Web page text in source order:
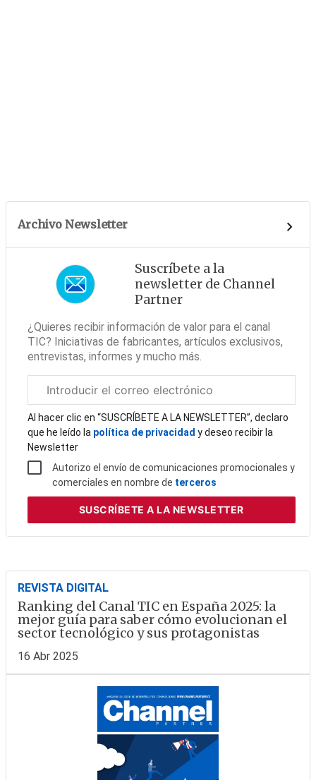
Archivo Newsletter
Suscríbete a la
newsletter de Channel
Partner
¿Quieres recibir información de valor para el canal
TIC? Iniciativas de fabricantes, artículos exclusivos,
entrevistas, informes y mucho más.
electrónico
corporativo
Al hacer clic en “SUSCRÍBETE A LA NEWSLETTER”, declaro
que he leído la política de privacidad y deseo recibir la
Newsletter
Autorizo el envío de comunicaciones promocionales y
comerciales en nombre de terceros
SUSCRÍBETEA LA NEWSLETTER
REVISTA DIGITAL
Ranking del Canal TIC en España 2025: la
mejor guía para saber cómo evolucionan el
sector tecnológico y sus protagonistas
16 Abr 2025